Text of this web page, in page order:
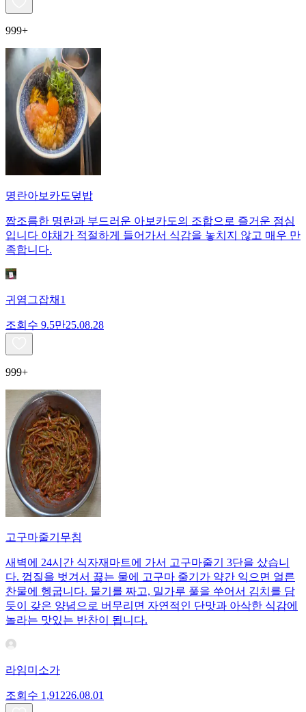
999+
명란아보카도덮밥
짭조름한 명란과 부드러운 아보카도의 조합으로 즐거운 점심
입니다 야채가 적절하게 들어가서 식감을 놓치지 않고 매우 만
족합니다.
귀염그잡채1
조회수 9.5만25.08.28
999+
고구마줄기무침
새벽에 24시간 식자재마트에 가서 고구마줄기 3단을 샀습니
다. 껍질을 벗겨서 끓는 물에 고구마 줄기가 약간 익으면 얼른
찬물에 헹굽니다. 물기를 짜고, 밀가루 풀을 쑤어서 김치를 담
듯이 갖은 양념으로 버무리면 자연적인 단맛과 아삭한 식감에
놀라는 맛있는 반찬이 됩니다.
라임미소가
조회수 1,91226.08.01